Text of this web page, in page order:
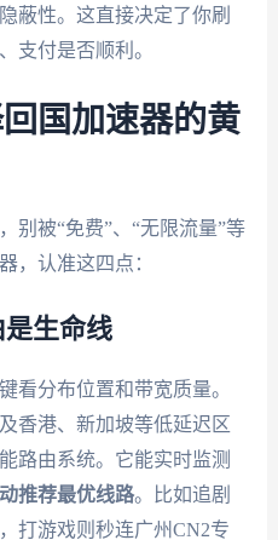
蔽性。这直接决定了你刷
支付是否顺利。
国加速器的黄
别被“免费”、“无限流量”等
，认准这四点：
生命线
看分布位置和带宽质量。
香港、新加坡等低延迟区
路由系统。它能实时监测
推荐最优线路。比如追剧
打游戏则秒连广州CN2专